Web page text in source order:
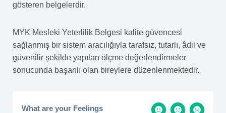
gösteren belgelerdir.
MYK Mesleki Yeterlilik Belgesi kalite güvencesi
sağlanmış bir sistem aracılığıyla tarafsız, tutarlı, âdil ve
güvenilir şekilde yapılan ölçme değerlendirmeler
sonucunda başarılı olan bireylere düzenlenmektedir.
What are your Feelings